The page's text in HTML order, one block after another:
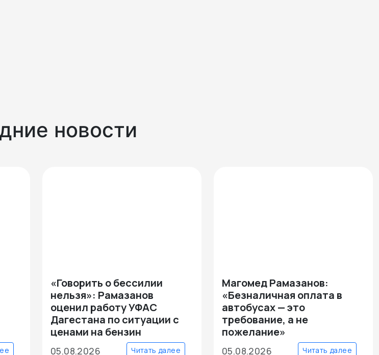
новости
«Говорить о бессилии
нельзя»: Рамазанов
оценил работу УФАС
Дагестана по ситуации с
ценами на бензин
05.08.2026 Читать далее
Магомед Рамазанов:
«Безналичная оплата в
автобусах — это
требование, а не
пожелание»
05.08.2026 Читать далее